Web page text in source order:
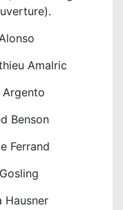
Amalric
Argento
Benson
Ferrand
Hausner